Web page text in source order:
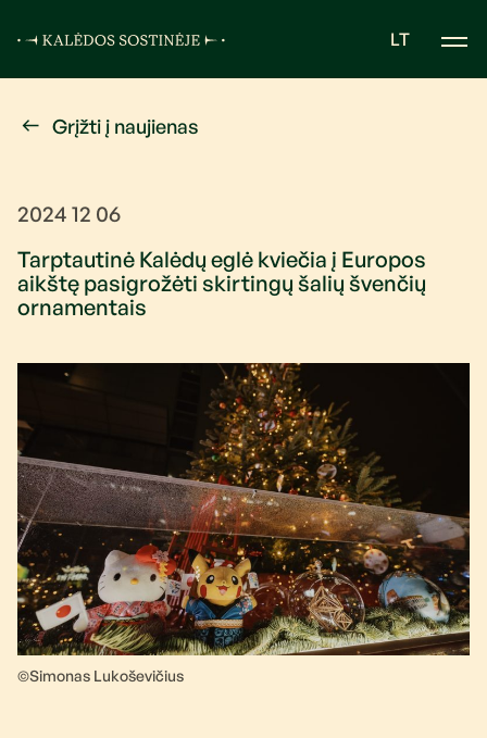
LT
Grįžti į naujienas
2024 12 06
Tarptautinė Kalėdų eglė kviečia į Europos
aikštę pasigrožėti skirtingų šalių švenčių
ornamentais
©Simonas Lukoševičius